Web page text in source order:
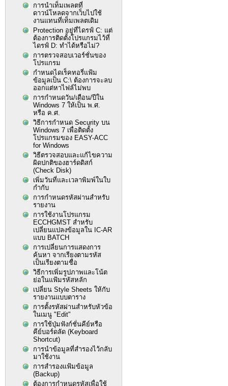
การนำเท็มเพลตที่
ดาวน์โหลดจากเว็บไปใช้
งานแทนที่เท็มเพลตเดิม
Protection อยู่ที่ไดรฟ์ C: แต่
ต้องการติดตั้งโปรแกรมไว้ที่
ไดรฟ์ D: ทำได้หรือไม่?
การตรวจสอบเวอร์ชั่นของ
โปรแกรม
กำหนดไดเร็คทอรี่แฟ้ม
ข้อมูลเป็น C:\ ต้องการจะลบ
ออกแต่หาไฟล์ไม่พบ
การกำหนดวัน/เดือน/ปีใน
Windows 7 ให้เป็น พ.ศ.
หรือ ค.ศ.
วิธีการกำหนด Security บน
Windows 7 เพื่อติดตั้ง
โปรแกรมของ EASY-ACC
for Windows
วิธีตรวจสอบและแก้ไขความ
ผิดปกติของฮาร์ดดิสก์
(Check Disk)
เพิ่มวันที่และเวลาพิมพ์ในใบ
กำกับ
การกำหนดรหัสผ่านสำหรับ
รายงาน
การใช้งานโปรแกรม
ECCHGMST สำหรับ
เปลี่ยนแปลงข้อมูลใน IC-AR
แบบ BATCH
การเปลี่ยนการแสดงการ
ค้นหา จากเรียงตามรหัส
เป็นเรียงตามชื่อ
วิธีการเพิ่มรูปภาพและโน้ต
ย่อในแฟ้มรหัสหลัก
เปลี่ยน Style Sheets ให้กับ
รายงานแบบตาราง
การตั้งรหัสผ่านสำหรับหัวข้อ
ในเมนู "Edit"
การใช้ปุ่มฟังก์ชั่นคีย์หรือ
คีย์บอร์ดลัด (Keyboard
Shortcut)
การนำข้อมูลที่สำรองไว้กลับ
มาใช้งาน
การสำรองแฟ้มข้อมูล
(Backup)
ต้องการกำหนดรหัสเพื่อใช้